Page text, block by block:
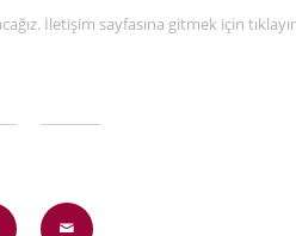
İletişim sayfasına gitmek için